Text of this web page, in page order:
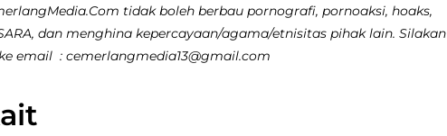
tidak boleh berbau pornografi, pornoaksi, hoaks,
dan menghina kepercayaan/agama/etnisitas pihak lain. Silakan
email : cemerlangmedia13@gmail.com